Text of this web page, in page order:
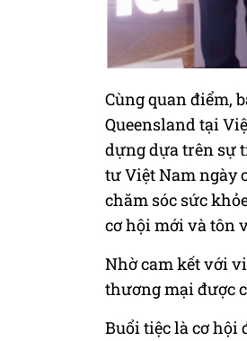
Cùng quan điểm,
Queensland tại
dựng dựa trên sự
tư Việt Nam ngày
chăm sóc sức
cơ hội mới và tôn
Nhờ cam kết với
thương mại được
Buổi tiệc là cơ hội